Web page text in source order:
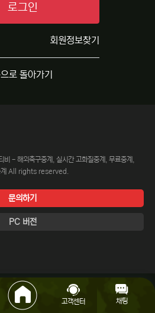
로그인
회원정보찾기
로 돌아가기
- 해외축구중계, 실시간 고화질중계, 무료중계,
계 All rights reserved.
문의하기
PC 버전
고객센터 채팅